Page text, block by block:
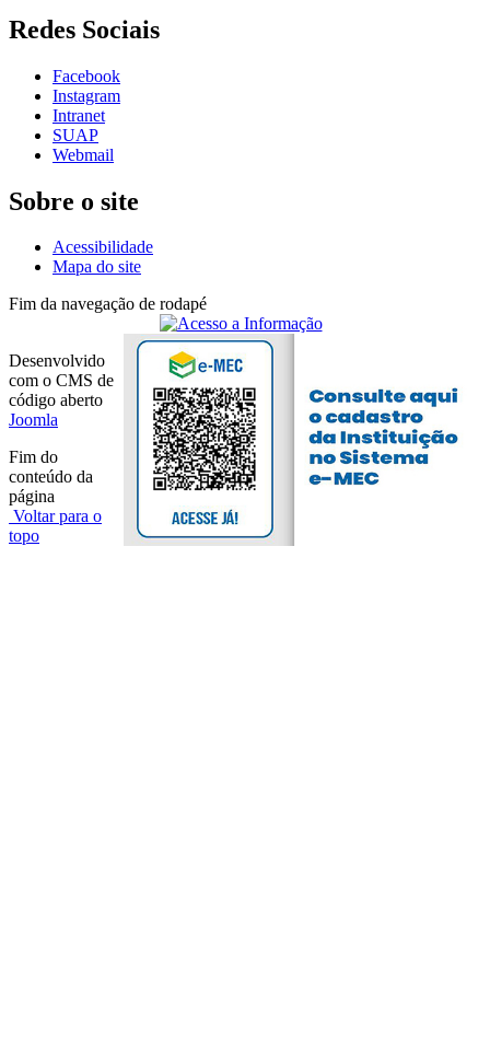
Redes Sociais
Facebook
Instagram
Intranet
SUAP
Webmail
Sobre o site
Acessibilidade
Mapa do site
Fim da navegação de rodapé
Desenvolvido
com o CMS de
código aberto
Joomla
Fim do
conteúdo da
página
Voltar para o
topo